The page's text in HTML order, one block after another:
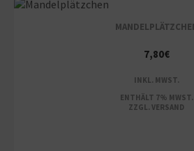
7,80€
INKL. MWST.
ENTHÄLT 7% MWST.
ZZGL. VERSAND